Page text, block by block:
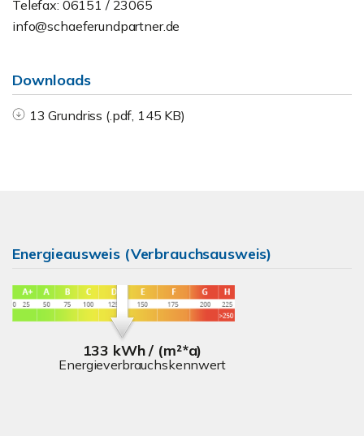
Telefax: 06151 / 23065
info@schaeferundpartner.de
Downloads
13 Grundriss (.pdf, 145 KB)
Energieausweis (Verbrauchsausweis)
133 kWh / (m²*a)
Energieverbrauchskennwert